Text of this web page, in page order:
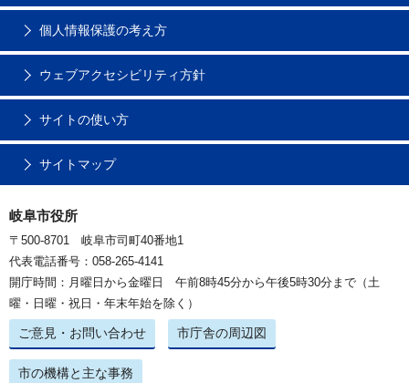
個人情報保護の考え方
ウェブアクセシビリティ方針
サイトの使い方
サイトマップ
岐阜市役所
〒500-8701 岐阜市司町40番地1
代表電話番号：058-265-4141
開庁時間：月曜日から金曜日 午前8時45分から午後5時30分まで（土
曜・日曜・祝日・年末年始を除く）
ご意見・お問い合わせ 市庁舎の周辺図
市の機構と主な事務